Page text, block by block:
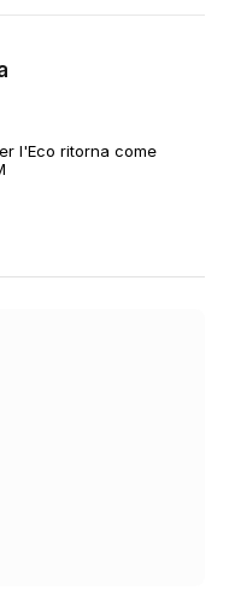
l'Eco ritorna come